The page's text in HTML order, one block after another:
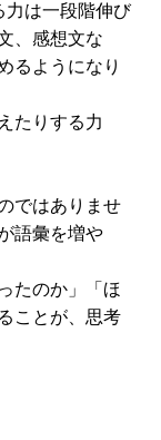
は一段階伸び
、感想文な
るようになり
たりする力
ではありませ
語彙を増や
たのか」「ほ
ことが、思考